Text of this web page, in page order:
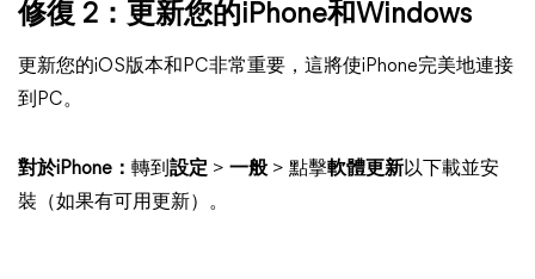
修復 2：更新您的iPhone和Windows
更新您的iOS版本和PC非常重要，這將使iPhone完美地連接
到PC。
對於iPhone： 轉到 設定 > 一般 > 點擊軟體更新以下載並安
裝（如果有可用更新）。